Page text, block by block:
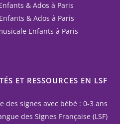
& Ados à Paris
& Ados à Paris
Enfants à Paris
ET RESSOURCES EN LSF
des signes avec bébé : 0-3 ans
des Signes Française (LSF)